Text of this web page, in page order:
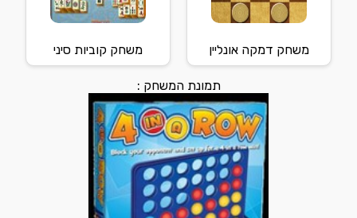
משחק דמקה אונליין משחק קוביות סיני
תמונת המשחק :